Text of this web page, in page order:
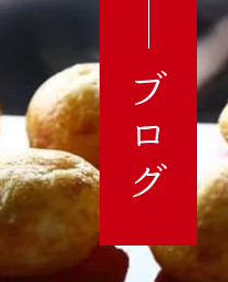
ブログ